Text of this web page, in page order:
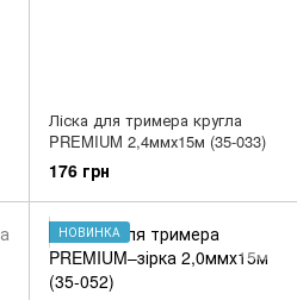
Ліска для тримера кругла
PREMIUM 2,4ммх15м (35-033)
176 грн
НОВИНКА